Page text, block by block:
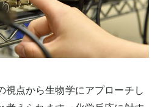
視点から生物学にアプローチし